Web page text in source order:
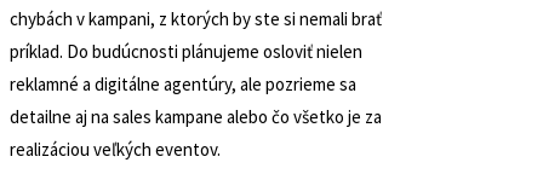
chybách v kampani, z ktorých by ste si nemali brať
príklad. Do budúcnosti plánujeme osloviť nielen
reklamné a digitálne agentúry, ale pozrieme sa
detailne aj na sales kampane alebo čo všetko je za
realizáciou veľkých eventov.